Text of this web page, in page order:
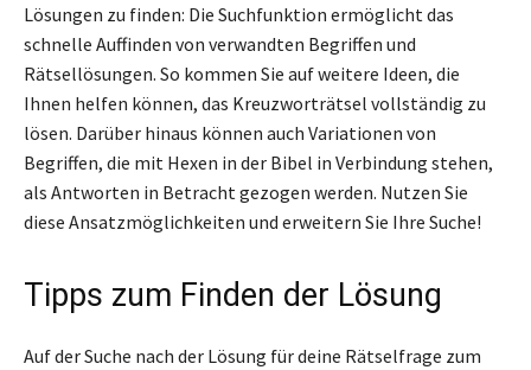
Lösungen zu finden: Die Suchfunktion ermöglicht das
schnelle Auffinden von verwandten Begriffen und
Rätsellösungen. So kommen Sie auf weitere Ideen, die
Ihnen helfen können, das Kreuzworträtsel vollständig zu
lösen. Darüber hinaus können auch Variationen von
Begriffen, die mit Hexen in der Bibel in Verbindung stehen,
als Antworten in Betracht gezogen werden. Nutzen Sie
diese Ansatzmöglichkeiten und erweitern Sie Ihre Suche!
Tipps zum Finden der Lösung
Auf der Suche nach der Lösung für deine Rätselfrage zum